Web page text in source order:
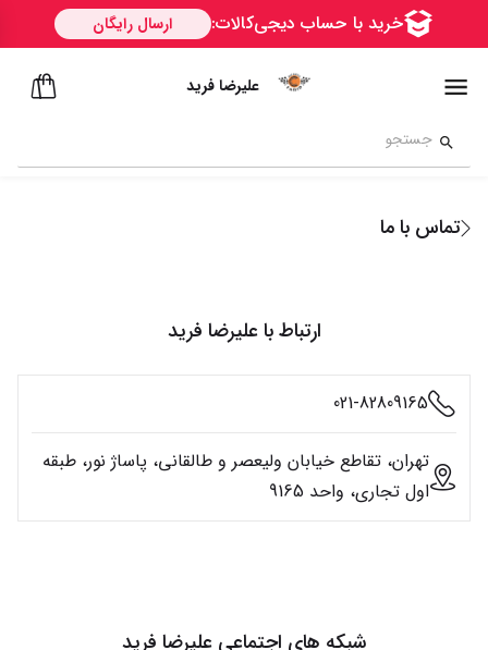
علیرضا فرید
تماس با ما
ارتباط باعلیرضا فرید
021-82809165
تهران، تقاطع خیابان ولیعصر و طالقانی، پاساژ نور، طبقه
اول تجاری، واحد 9165
شبکه های اجتماعی علیرضا فرید